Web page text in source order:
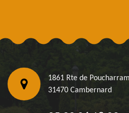
1861 Rte de
31470 Cambernard